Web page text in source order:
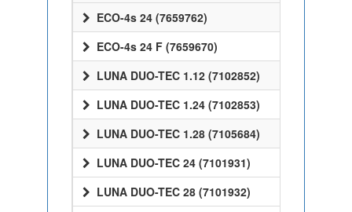
ECO-4s 24 (7659762)
ECO-4s 24 F (7659670)
LUNA DUO-TEC 1.12 (7102852)
LUNA DUO-TEC 1.24 (7102853)
LUNA DUO-TEC 1.28 (7105684)
LUNA DUO-TEC 24 (7101931)
LUNA DUO-TEC 28 (7101932)